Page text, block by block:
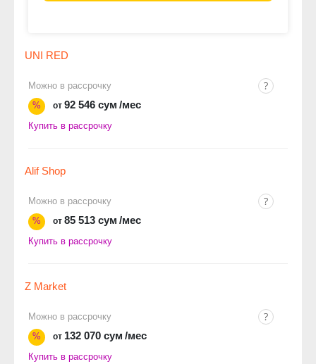
UNI RED
Можно в рассрочку
%
от 92 546 сум /мес
Купить в рассрочку
Alif Shop
Можно в рассрочку
%
от 85 513 сум /мес
Купить в рассрочку
Z Market
Можно в рассрочку
%
от 132 070 сум /мес
Купить в рассрочку